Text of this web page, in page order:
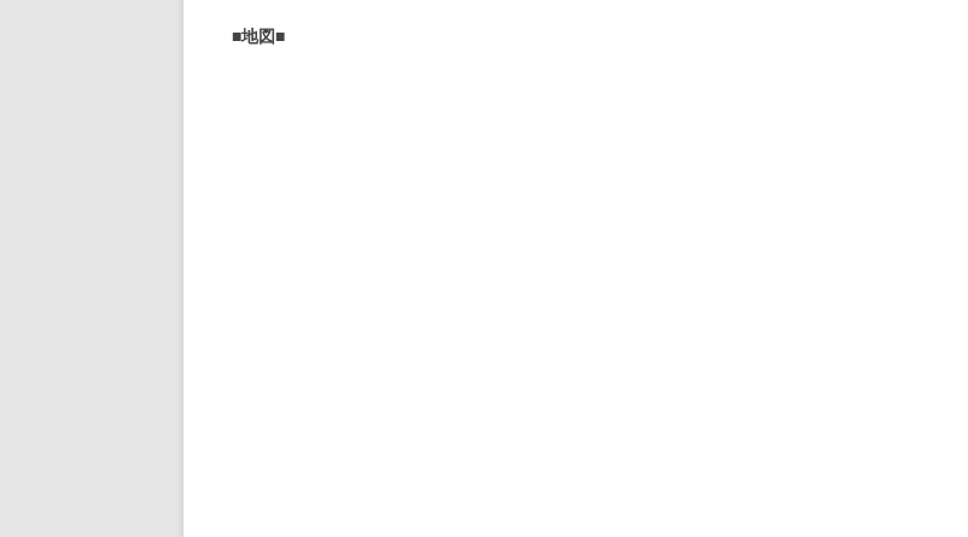
■地図■